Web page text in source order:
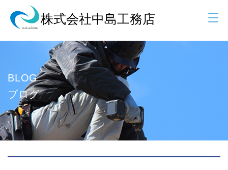
BLOG
ブログ